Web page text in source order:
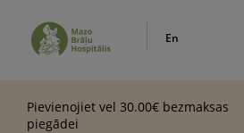
En
Pievienojiet vel 30.00€ bezmaksas
piegādei